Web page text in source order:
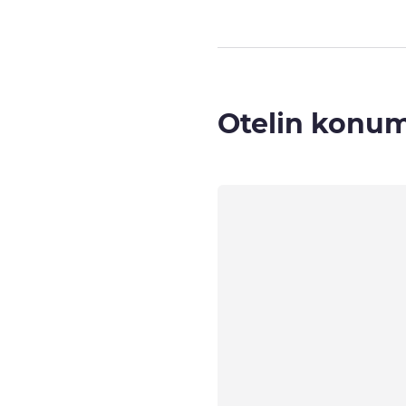
Otelin